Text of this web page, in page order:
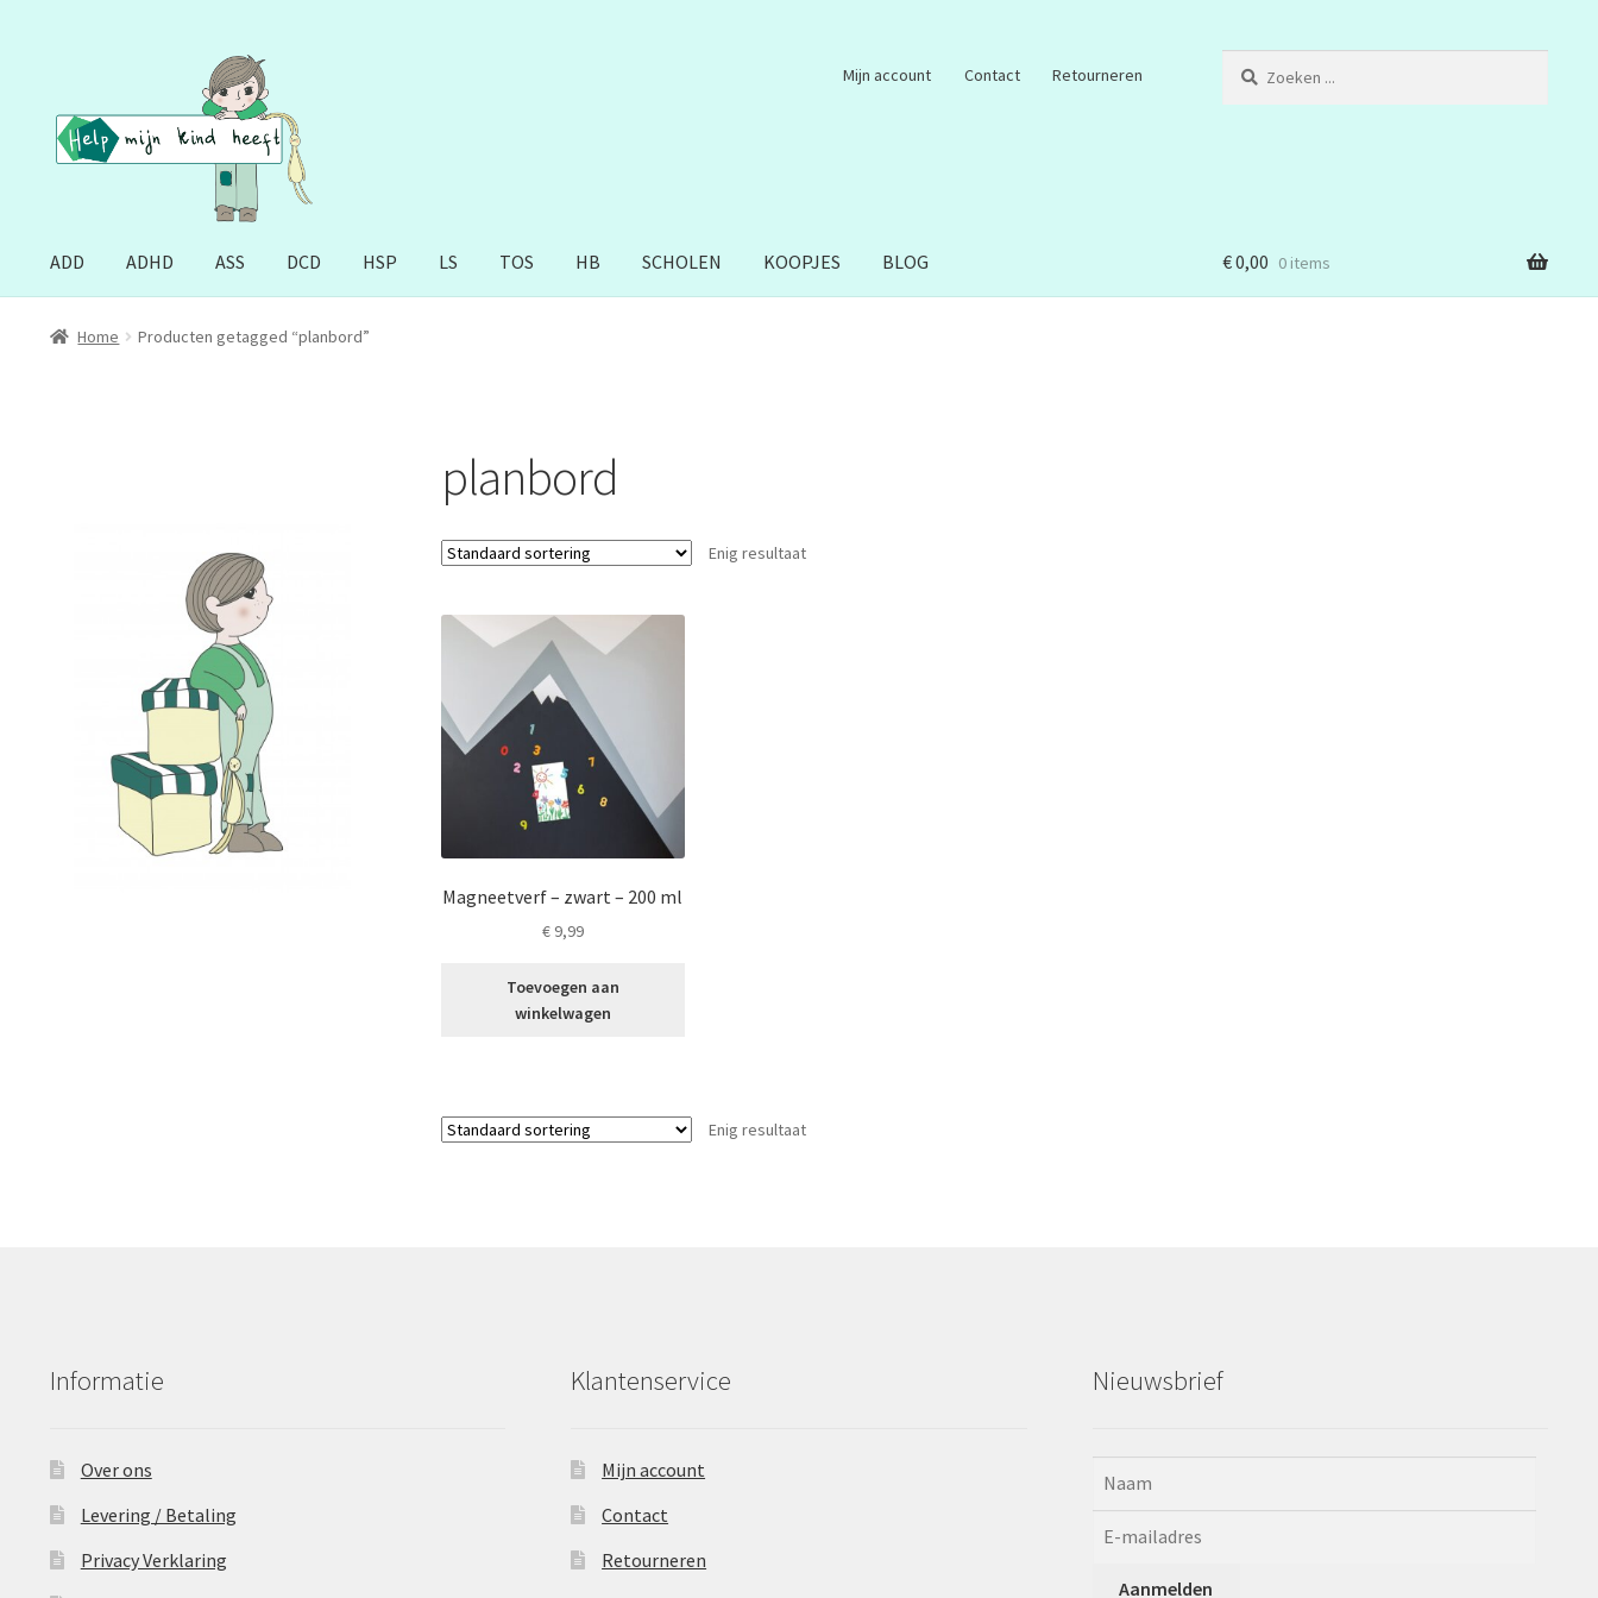
naar
navigatie
de
inhoud
Mijn account Contact Retourneren
ADD ADHD ASS DCD HSP LS TOS HB SCHOLEN KOOPJES BLOG €0,00 0 items
Home Producten getagged “planbord”
planbord
Enig resultaat
Magneetverf – zwart – 200 ml
€9,99
Toevoegen aan
winkelwagen
Enig resultaat
Informatie
Over ons
Levering / Betaling
Privacy Verklaring
Klantenservice
Mijn account
Contact
Retourneren
Nieuwsbrief